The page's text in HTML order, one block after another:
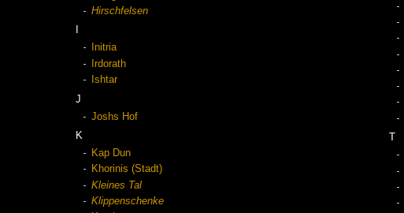
Hirschfelsen
Initria
Irdorath
Ishtar
J
Joshs Hof
K
Kap Dun
Khorinis (Stadt)
Kleines Tal
Klippenschenke